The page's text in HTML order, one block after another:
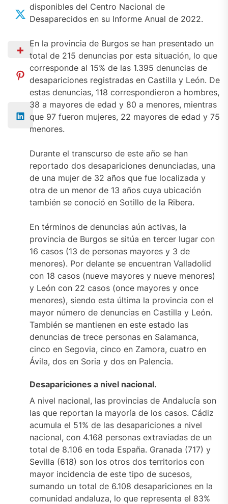
disponibles del Centro Nacional de
Desaparecidos en su Informe Anual de 2022.
En la provincia de Burgos se han presentado un
total de 215 denuncias por esta situación, lo que
corresponde al 15% de las 1.395 denuncias de
desapariciones registradas en Castilla y León. De
estas denuncias, 118 correspondieron a hombres,
38 a mayores de edad y 80 a menores, mientras
que 97 fueron mujeres, 22 mayores de edad y 75
menores.
Durante el transcurso de este año se han
reportado dos desapariciones denunciadas, una
de una mujer de 32 años que fue localizada y
otra de un menor de 13 años cuya ubicación
también se conoció en Sotillo de la Ribera.
En términos de denuncias aún activas, la
provincia de Burgos se sitúa en tercer lugar con
16 casos (13 de personas mayores y 3 de
menores). Por delante se encuentran Valladolid
con 18 casos (nueve mayores y nueve menores)
y León con 22 casos (once mayores y once
menores), siendo esta última la provincia con el
mayor número de denuncias en Castilla y León.
También se mantienen en este estado las
denuncias de trece personas en Salamanca,
cinco en Segovia, cinco en Zamora, cuatro en
Ávila, dos en Soria y dos en Palencia.
Desapariciones a nivel nacional.
A nivel nacional, las provincias de Andalucía son
las que reportan la mayoría de los casos. Cádiz
acumula el 51% de las desapariciones a nivel
nacional, con 4.168 personas extraviadas de un
total de 8.106 en toda España. Granada (717) y
Sevilla (618) son los otros dos territorios con
mayor incidencia de este tipo de sucesos,
sumando un total de 6.108 desapariciones en la
comunidad andaluza, lo que representa el 83%